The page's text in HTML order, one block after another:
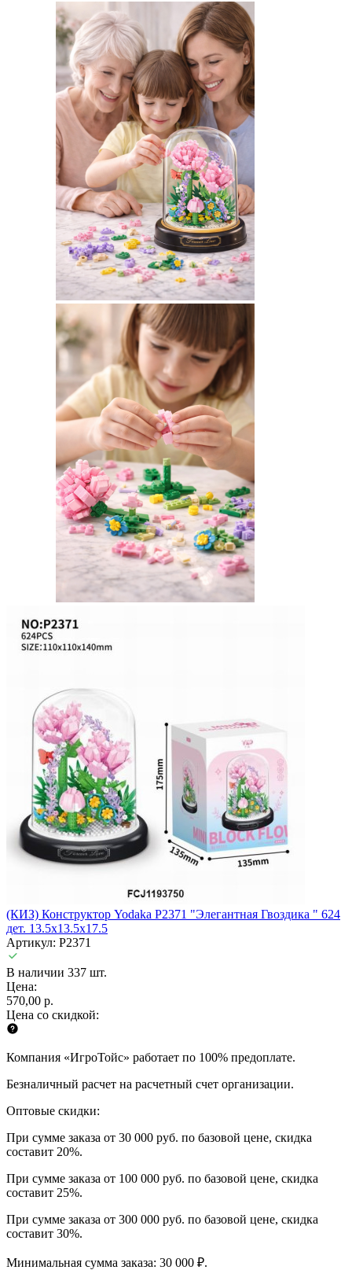
(КИЗ) Конструктор Yodaka P2371 "Элегантная Гвоздика " 624
дет. 13.5x13.5x17.5
Артикул: P2371
В наличии 337 шт.
Цена:
570,00 р.
Цена со скидкой:
Компания «ИгроТойс» работает по 100% предоплате.
Безналичный расчет на расчетный счет организации.
Оптовые скидки:
При сумме заказа от 30 000 руб. по базовой цене, скидка
составит 20%.
При сумме заказа от 100 000 руб. по базовой цене, скидка
составит 25%.
При сумме заказа от 300 000 руб. по базовой цене, скидка
составит 30%.
Минимальная сумма заказа: 30 000 ₽.